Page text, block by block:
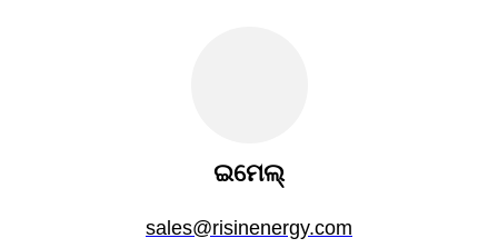
ଇମେଲ୍
sales@risinenergy.com